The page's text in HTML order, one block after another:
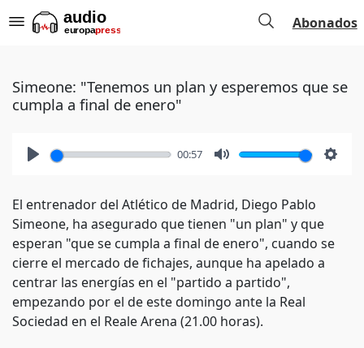
Abonados
Simeone: "Tenemos un plan y esperemos que se
cumpla a final de enero"
00:57
El entrenador del Atlético de Madrid, Diego Pablo
Simeone, ha asegurado que tienen "un plan" y que
esperan "que se cumpla a final de enero", cuando se
cierre el mercado de fichajes, aunque ha apelado a
centrar las energías en el "partido a partido",
empezando por el de este domingo ante la Real
Sociedad en el Reale Arena (21.00 horas).